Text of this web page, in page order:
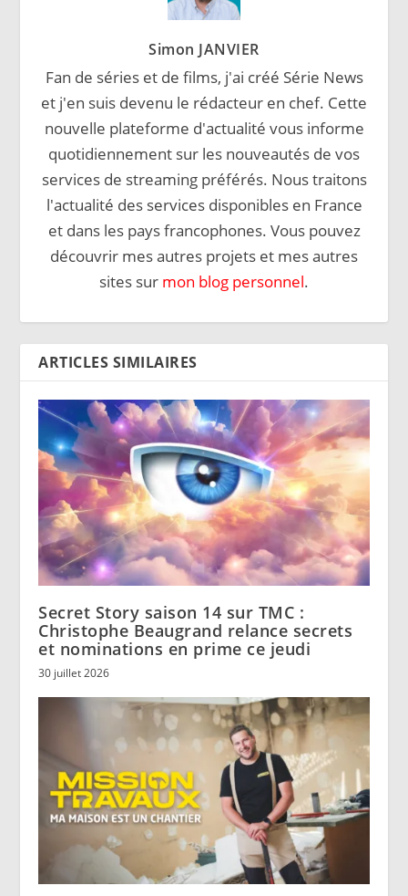
Simon JANVIER
Fan de séries et de films, j'ai créé Série News
et j'en suis devenu le rédacteur en chef. Cette
nouvelle plateforme d'actualité vous informe
quotidiennement sur les nouveautés de vos
services de streaming préférés. Nous traitons
l'actualité des services disponibles en France
et dans les pays francophones. Vous pouvez
découvrir mes autres projets et mes autres
sites sur mon blog personnel.
ARTICLES SIMILAIRES
Secret Story saison 14 sur TMC :
Christophe Beaugrand relance secrets
et nominations en prime ce jeudi
30 juillet 2026